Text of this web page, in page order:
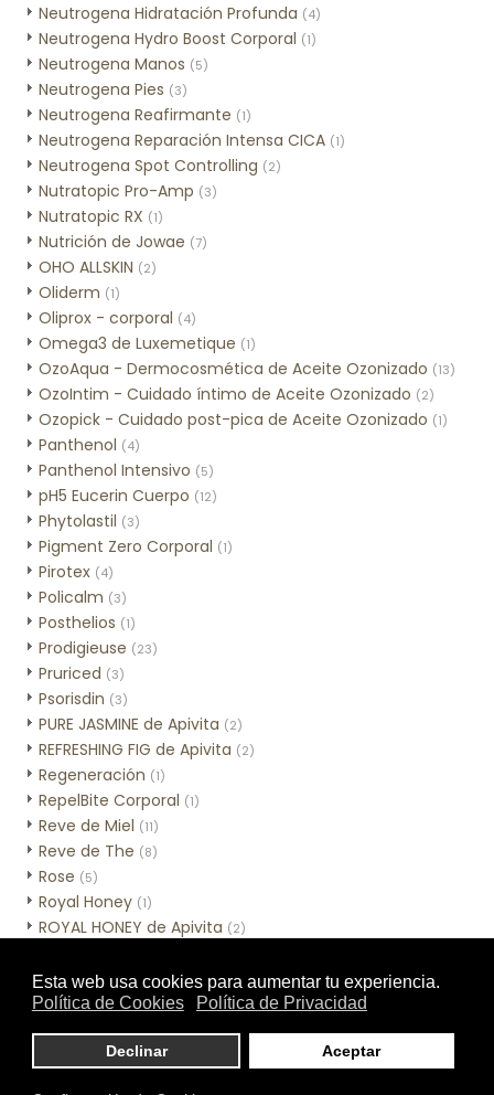
Neutrogena Hidratación Profunda (4)
Neutrogena Hydro Boost Corporal (1)
Neutrogena Manos (5)
Neutrogena Pies (3)
Neutrogena Reafirmante (1)
Neutrogena Reparación Intensa CICA (1)
Neutrogena Spot Controlling (2)
Nutratopic Pro-Amp (3)
Nutratopic RX (1)
Nutrición de Jowae (7)
OHO ALLSKIN (2)
Oliderm (1)
Oliprox - corporal (4)
Omega3 de Luxemetique (1)
OzoAqua - Dermocosmética de Aceite Ozonizado (13)
OzoIntim - Cuidado íntimo de Aceite Ozonizado (2)
Ozopick - Cuidado post-pica de Aceite Ozonizado (1)
Panthenol (4)
Panthenol Intensivo (5)
pH5 Eucerin Cuerpo (12)
Phytolastil (3)
Pigment Zero Corporal (1)
Pirotex (4)
Policalm (3)
Posthelios (1)
Prodigieuse (23)
Pruriced (3)
Psorisdin (3)
PURE JASMINE de Apivita (2)
REFRESHING FIG de Apivita (2)
Regeneración (1)
RepelBite Corporal (1)
Reve de Miel (11)
Reve de The (8)
Rose (5)
Royal Honey (1)
ROYAL HONEY de Apivita (2)
Sebamed Higiene (10)
Sensinol Corporal (2)
SESCACAY (3)
Skincare de MIA Cosmétics